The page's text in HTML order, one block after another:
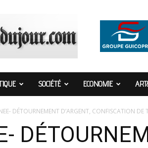
SOCIÉTÉ ECONOMIE
DÉTOURNEMENT D’ARGENT, CONFISCATION